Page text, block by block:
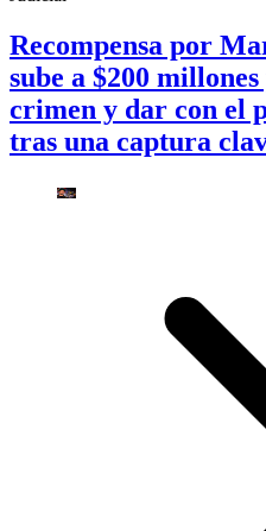
Recompensa por
sube a $200
crimen y dar con el
tras una captura